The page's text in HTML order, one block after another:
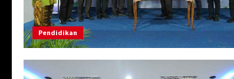
Pendidikan